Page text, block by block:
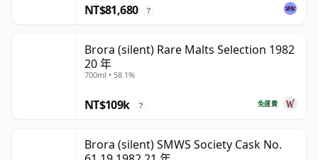
NT$81,680 ?
Brora (silent) Rare Malts Selection 1982
20 年
700ml • 58.1%
免運費
NT$109k ?
Brora (silent) SMWS Society Cask No.